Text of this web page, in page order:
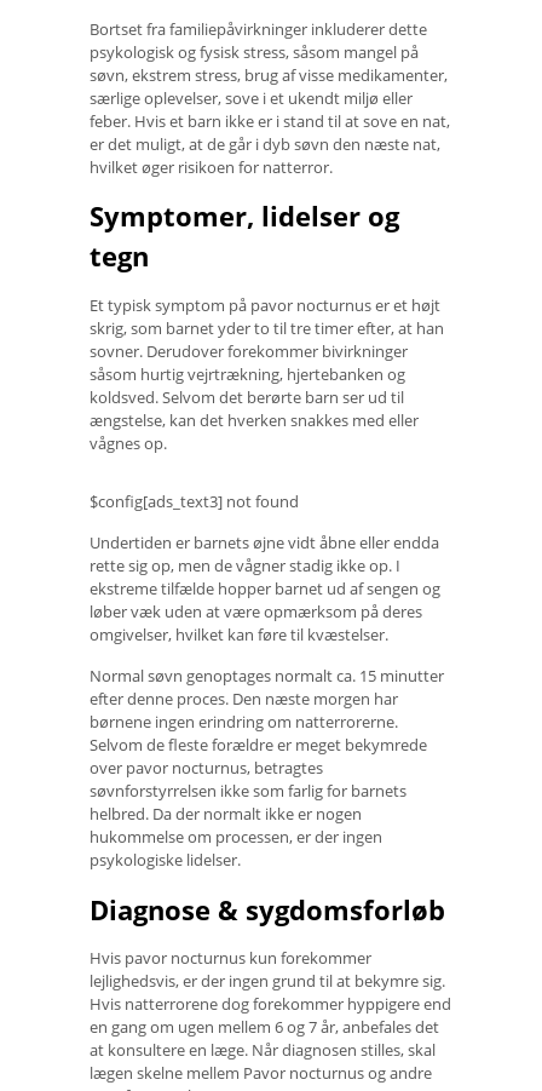
Bortset fra familiepåvirkninger inkluderer dette
psykologisk og fysisk stress, såsom mangel på
søvn, ekstrem stress, brug af visse medikamenter,
særlige oplevelser, sove i et ukendt miljø eller
feber. Hvis et barn ikke er i stand til at sove en nat,
er det muligt, at de går i dyb søvn den næste nat,
hvilket øger risikoen for natterror.
Symptomer, lidelser og
tegn
Et typisk symptom på pavor nocturnus er et højt
skrig, som barnet yder to til tre timer efter, at han
sovner. Derudover forekommer bivirkninger
såsom hurtig vejrtrækning, hjertebanken og
koldsved. Selvom det berørte barn ser ud til
ængstelse, kan det hverken snakkes med eller
vågnes op.
$config[ads_text3] not found
Undertiden er barnets øjne vidt åbne eller endda
rette sig op, men de vågner stadig ikke op. I
ekstreme tilfælde hopper barnet ud af sengen og
løber væk uden at være opmærksom på deres
omgivelser, hvilket kan føre til kvæstelser.
Normal søvn genoptages normalt ca. 15 minutter
efter denne proces. Den næste morgen har
børnene ingen erindring om natterrorerne.
Selvom de fleste forældre er meget bekymrede
over pavor nocturnus, betragtes
søvnforstyrrelsen ikke som farlig for barnets
helbred. Da der normalt ikke er nogen
hukommelse om processen, er der ingen
psykologiske lidelser.
Diagnose & sygdomsforløb
Hvis pavor nocturnus kun forekommer
lejlighedsvis, er der ingen grund til at bekymre sig.
Hvis natterrorene dog forekommer hyppigere end
en gang om ugen mellem 6 og 7 år, anbefales det
at konsultere en læge. Når diagnosen stilles, skal
lægen skelne mellem Pavor nocturnus og andre